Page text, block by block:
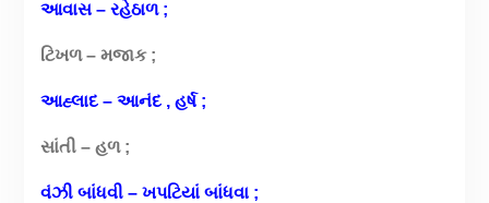
આવાસ – રહેઠાળ ;
ટિખળ – મજાક ;
આહ્લાદ – આનંદ , હર્ષ ;
સાંતી – હળ ;
વંઝી બાંધવી – ખપટિયાં બાંધવા ;